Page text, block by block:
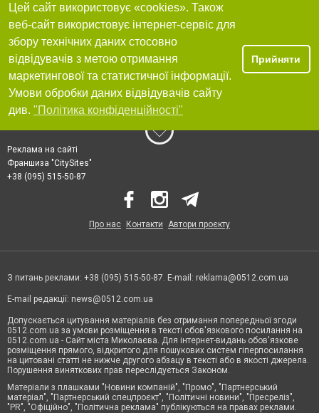
Цей сайт використовує «cookies». Також
веб-сайт використовує інтернет-сервіс для
збору технічних даних стосовно
відвідувачів з метою отримання
маркетингової та статистичної інформації.
Умови обробки даних відвідувачів сайту
див. "Політика конфіденційності"
Прийняти
Реклама на сайті
Франшиза "CitySites"
+38 (095) 515-50-87
Про нас Контакти Автори проєкту
З питань реклами: +38 (095) 515-50-87. E-mail: reklama@0512.com.ua
E-mail редакції: news@0512.com.ua
Допускається цитування матеріалів без отримання попередньої згоди
0512.com.ua за умови розміщення в тексті обов'язкового посилання на
0512.com.ua - Сайт міста Миколаєва. Для інтернет-видань обов'язкове
розміщення прямого, відкритого для пошукових систем гіперпосилання
на цитовані статті не нижче другого абзацу в тексті або в якості джерела.
Порушення виняткових прав переслідується Законом.
Матеріали з плашками "Новини компаній", "Промо", "Партнерський
матеріал", "Партнерський спецпроєкт", "Політичні новини", "Пресреліз",
"PR", "Офіційно", "Політична реклама" публікуються на правах реклами.